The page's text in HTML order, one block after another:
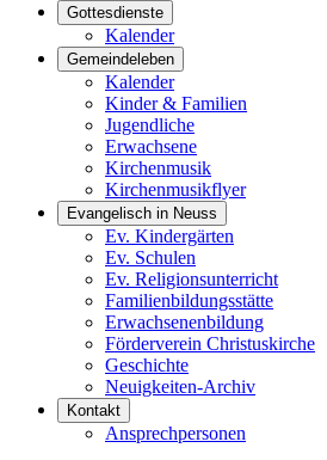
Gottesdienste
Kalender
Gemeindeleben
Kalender
Kinder & Familien
Jugendliche
Erwachsene
Kirchenmusik
Kirchenmusikflyer
Evangelisch in Neuss
Ev. Kindergärten
Ev. Schulen
Ev. Religionsunterricht
Familienbildungsstätte
Erwachsenenbildung
Förderverein Christuskirche
Geschichte
Neuigkeiten-Archiv
Kontakt
Ansprechpersonen